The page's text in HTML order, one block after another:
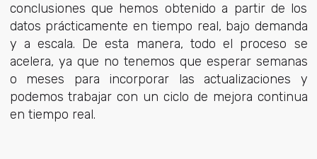
conclusiones que hemos obtenido a partir de los
datos prácticamente en tiempo real, bajo demanda
y a escala. De esta manera, todo el proceso se
acelera, ya que no tenemos que esperar semanas
o meses para incorporar las actualizaciones y
podemos trabajar con un ciclo de mejora continua
en tiempo real.